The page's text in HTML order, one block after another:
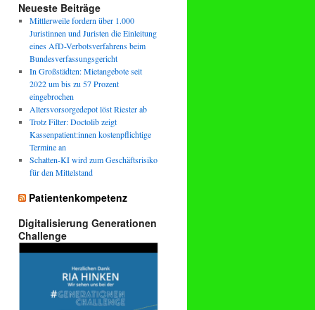
Neueste Beiträge
Mittlerweile fordern über 1.000
Juristinnen und Juristen die Einleitung
eines AfD-Verbotsverfahrens beim
Bundesverfassungsgericht
In Großstädten: Mietangebote seit
2022 um bis zu 57 Prozent
eingebrochen
Altersvorsorgedepot löst Riester ab
Trotz Filter: Doctolib zeigt
Kassenpatient:innen kostenpflichtige
Termine an
Schatten-KI wird zum Geschäftsrisiko
für den Mittelstand
Patientenkompetenz
Digitalisierung Generationen
Challenge